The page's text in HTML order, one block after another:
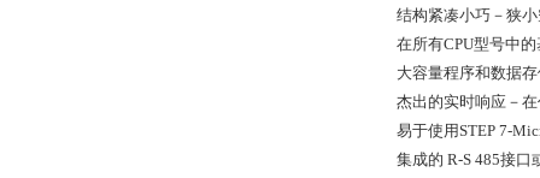
结构紧凑小巧－狭小
在所有CPU型号中的
大容量程序和数据存
杰出的实时响应－在
易于使用STEP 7-
集成的 R-S 485接口